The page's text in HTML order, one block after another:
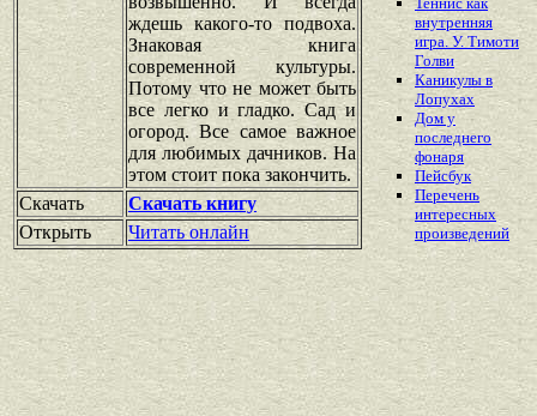
ждешь какого-то подвоха.
Знаковая книга
современной культуры.
Потому что не может быть
все легко и гладко. Сад и
огород. Все самое важное
для любимых дачников. На
этом стоит пока закончить.
Скачать
Скачать книгу
Открыть
Читать онлайн
внутренняя
игра. У. Тимоти
Голви
Каникулы в
Лопухах
Дом у
последнего
фонаря
Пейсбук
Перечень
интересных
произведений